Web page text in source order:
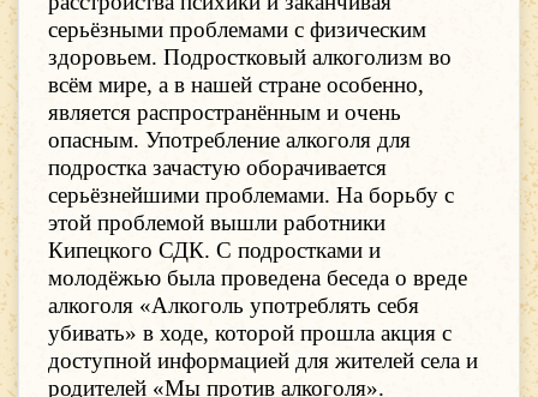
серьёзными проблемами с физическим
здоровьем. Подростковый алкоголизм во
всём мире, а в нашей стране особенно,
является распространённым и очень
опасным. Употребление алкоголя для
подростка зачастую оборачивается
серьёзнейшими проблемами. На борьбу с
этой проблемой вышли работники
Кипецкого СДК. С подростками и
молодёжью была проведена беседа о вреде
алкоголя «Алкоголь употреблять себя
убивать» в ходе, которой прошла акция с
доступной информацией для жителей села и
родителей «Мы против алкоголя».